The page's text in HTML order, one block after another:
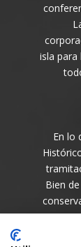
isla
En lo
Bien
y